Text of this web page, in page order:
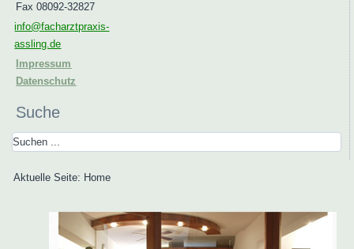
Fax 08092-32827
info@facharztpraxis-
assling.de
Impressum
Datenschutz
Suche
Aktuelle Seite: Home